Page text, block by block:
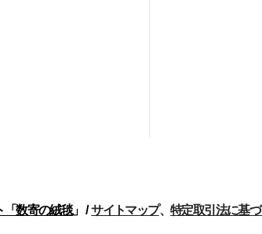
「数寄の絨毯」 /サイトマップ、特定取引法に基づ